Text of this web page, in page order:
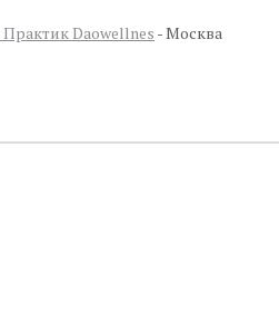
Daowellnes - Москва